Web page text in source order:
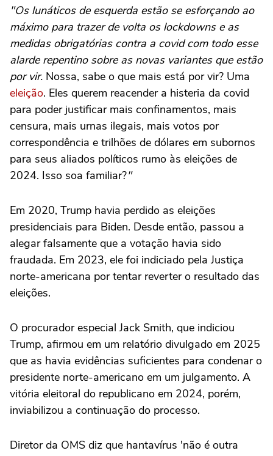
"Os lunáticos de esquerda estão se esforçando ao
máximo para trazer de volta os lockdowns e as
medidas obrigatórias contra a covid com todo esse
alarde repentino sobre as novas variantes que estão
por vir. Nossa, sabe o que mais está por vir? Uma
eleição. Eles querem reacender a histeria da covid
para poder justificar mais confinamentos, mais
censura, mais urnas ilegais, mais votos por
correspondência e trilhões de dólares em subornos
para seus aliados políticos rumo às eleições de
2024. Isso soa familiar?"
Em 2020, Trump havia perdido as eleições
presidenciais para Biden. Desde então, passou a
alegar falsamente que a votação havia sido
fraudada. Em 2023, ele foi indiciado pela Justiça
norte-americana por tentar reverter o resultado das
eleições.
O procurador especial Jack Smith, que indiciou
Trump, afirmou em um relatório divulgado em 2025
que as havia evidências suficientes para condenar o
presidente norte-americano em um julgamento. A
vitória eleitoral do republicano em 2024, porém,
inviabilizou a continuação do processo.
Diretor da OMS diz que hantavírus 'não é outra